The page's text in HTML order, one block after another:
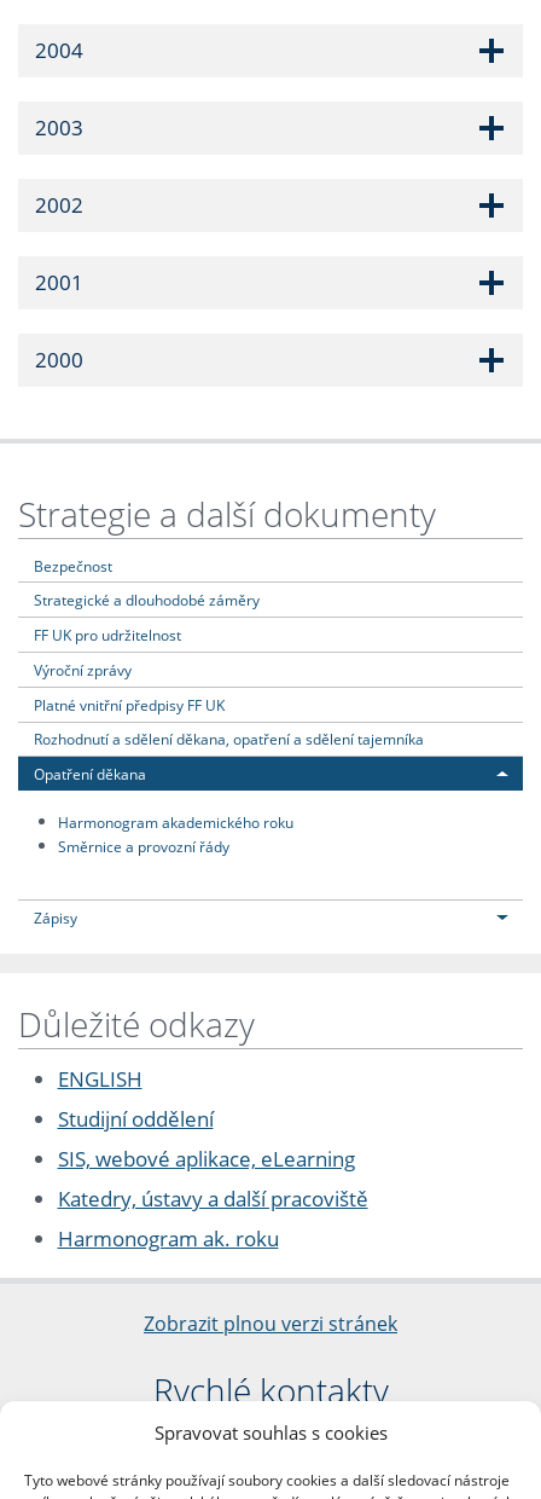
Spravovat souhlas s cookies
Tyto webové stránky používají soubory cookies a další sledovací nástroje
2004
2003
2002
2001
2000
Strategie a další dokumenty
Bezpečnost
Strategické a dlouhodobé záměry
FF UK pro udržitelnost
Výroční zprávy
Platné vnitřní předpisy FF UK
Rozhodnutí a sdělení děkana, opatření a sdělení tajemníka
Opatření děkana
Harmonogram akademického roku
Směrnice a provozní řády
Zápisy
Důležité odkazy
ENGLISH
Studijní oddělení
SIS, webové aplikace, eLearning
Katedry, ústavy a další pracoviště
Harmonogram ak. roku
Zobrazit plnou verzi stránek
Rychlé kontakty
Filozofická fakulta
nám. Jana Palacha 1/2